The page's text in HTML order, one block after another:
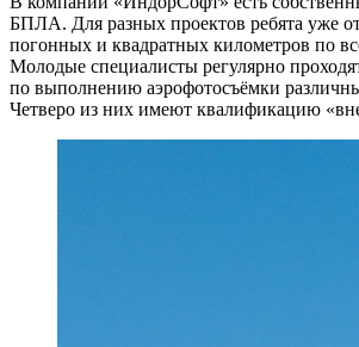
БПЛА. Для разных проектов ребята уже
погонных и квадратных километров по
Молодые специалисты регулярно
по выполнению аэрофотосъёмки
Четверо из них имеют квалификацию